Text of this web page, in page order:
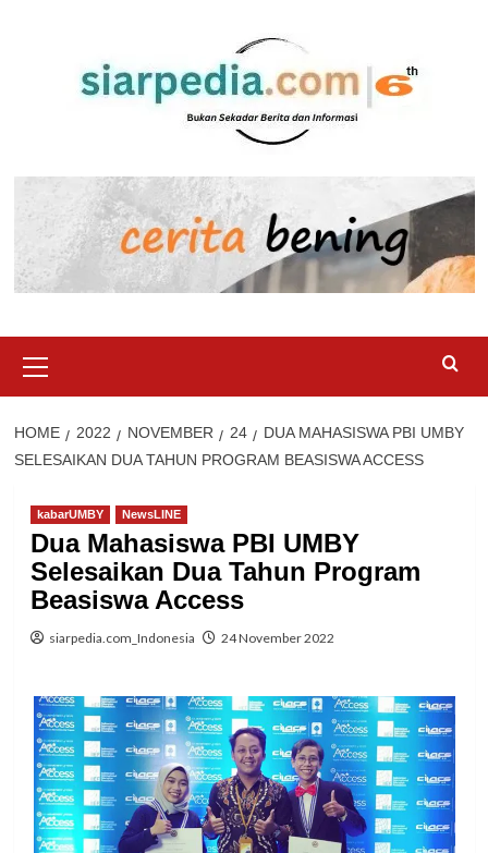
Menu
HOME 2022 NOVEMBER 24
DUA MAHASISWA PBI UMBY
SELESAIKAN DUA TAHUN PROGRAM BEASISWA ACCESS
kabarUMBY NewsLINE
Dua Mahasiswa PBI UMBY
Selesaikan Dua Tahun Program
Beasiswa Access
siarpedia.com_Indonesia 24 November 2022